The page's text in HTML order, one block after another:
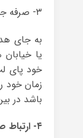
۳- صرفه جویی در زمان
به جای
یا
خود پای
زمان خود
باشد در
۴- ارتباط صمیمانه تر با مشتریان